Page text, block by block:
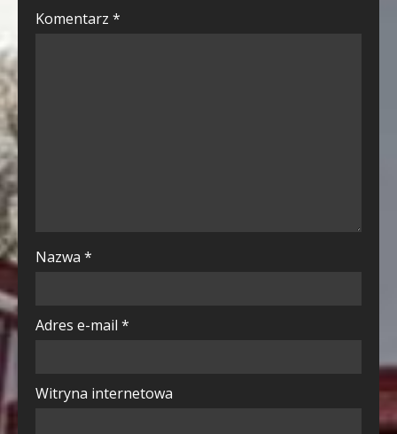
Komentarz *
Nazwa *
Adres e-mail *
Witryna internetowa